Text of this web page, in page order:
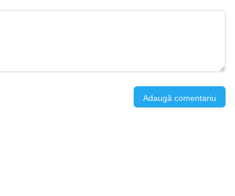
Adaugă comentariu